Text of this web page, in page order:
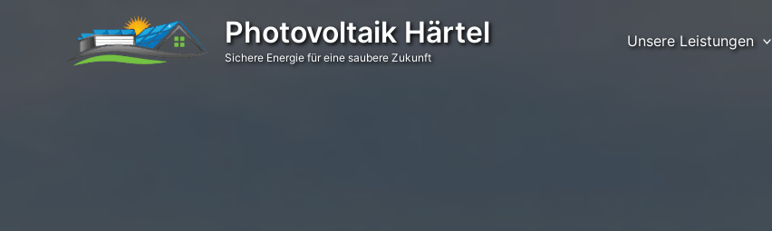
Photovoltaik Härtel
Sichere Energie für eine saubere Zukunft
Unsere Leistungen